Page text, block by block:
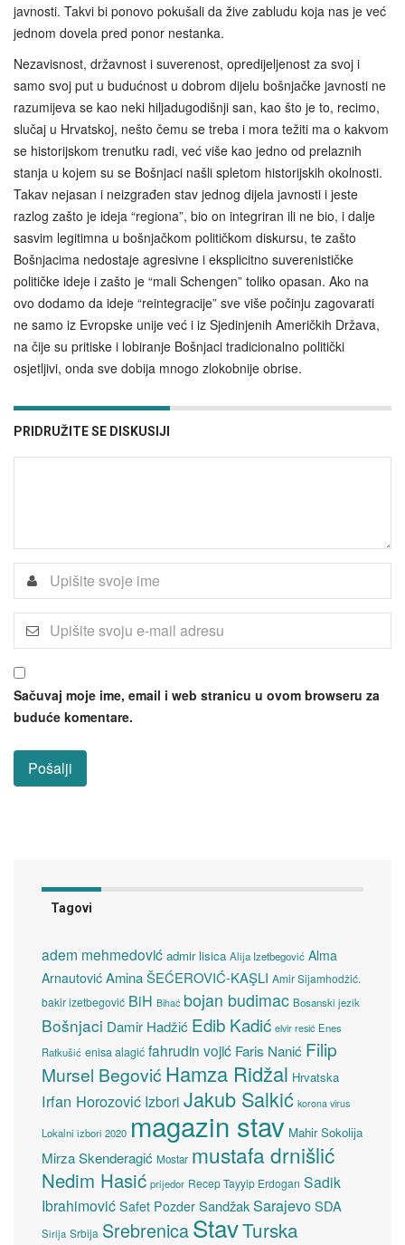
javnosti. Takvi bi ponovo pokušali da žive zabludu koja nas je već
jednom dovela pred ponor nestanka.
Nezavisnost, državnost i suverenost, opredijeljenost za svoj i
samo svoj put u budućnost u dobrom dijelu bošnjačke javnosti ne
razumijeva se kao neki hiljadugodišnji san, kao što je to, recimo,
slučaj u Hrvatskoj, nešto čemu se treba i mora težiti ma o kakvom
se historijskom trenutku radi, već više kao jedno od prelaznih
stanja u kojem su se Bošnjaci našli spletom historijskih okolnosti.
Takav nejasan i neizgrađen stav jednog dijela javnosti i jeste
razlog zašto je ideja “regiona”, bio on integriran ili ne bio, i dalje
sasvim legitimna u bošnjačkom političkom diskursu, te zašto
Bošnjacima nedostaje agresivne i eksplicitno suverenističke
političke ideje i zašto je “mali Schengen” toliko opasan. Ako na
ovo dodamo da ideje “reintegracije” sve više počinju zagovarati
ne samo iz Evropske unije već i iz Sjedinjenih Američkih Država,
na čije su pritiske i lobiranje Bošnjaci tradicionalno politički
osjetljivi, onda sve dobija mnogo zlokobnije obrise.
PRIDRUŽITE SE DISKUSIJI
Sačuvaj moje ime, email i web stranicu u ovom browseru za
buduće komentare.
Tagovi
adem mehmedović admir lisica Alija Izetbegović Alma
Arnautović Amina ŠEĆEROVIĆ-KAŞLI Amir Sijamhodžić.
bakir izetbegović BiH Bihać bojan budimac Bosanski jezik
Bošnjaci Damir Hadžić Edib Kadić elvir resić Enes
Ratkušić enisa alagić fahrudin vojić Faris Nanić Filip
Mursel Begović Hamza Ridžal Hrvatska
Irfan Horozović Izbori Jakub Salkić korona virus
Lokalni izbori 2020 magazin stav Mahir Sokolija
Mirza Skenderagić Mostar mustafa drnišlić
Nedim Hasić prijedor Recep Tayyip Erdogan Sadik
Ibrahimović Safet Pozder SandžakSarajevoSDA
Sirija Srbija SrebrenicaStavTurska